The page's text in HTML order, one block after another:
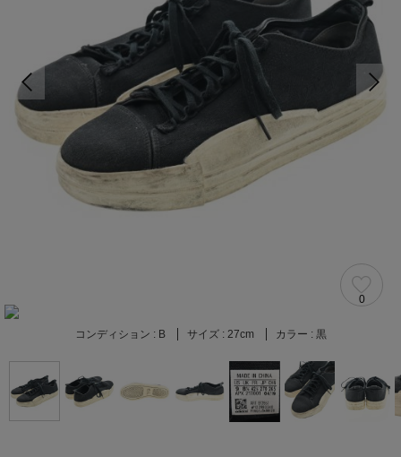
0
コンディション : B サイズ : 27cm カラー : 黒